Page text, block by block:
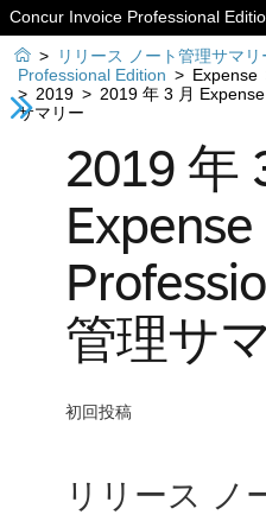
Concur Invoice Professional
 >
リリース ノート管理サマ
Professional Edition > Expense
> 2019 > 2019 年 3 月
サマリー
2019 年
Expense
管理サ
初回投稿
リリース ノ